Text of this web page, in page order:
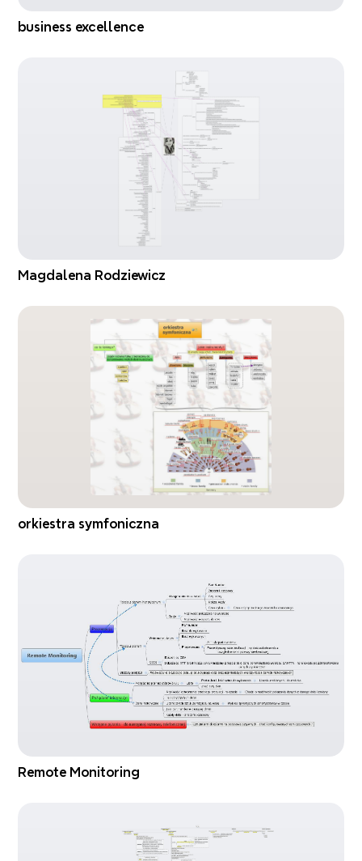
business excellence
Magdalena Rodziewicz
orkiestra symfoniczna
Remote Monitoring